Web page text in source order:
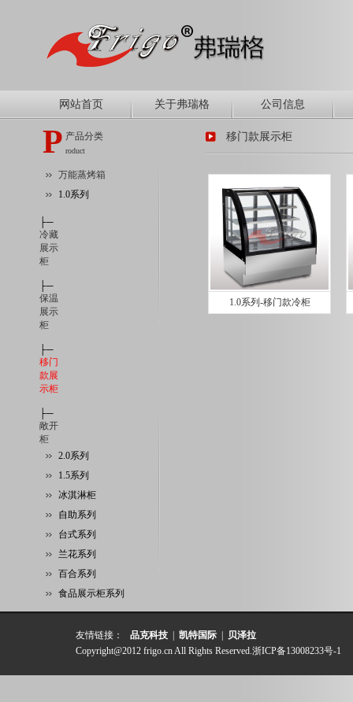
网站首页 关于弗瑞格 公司信息
P 产品分类
roduct
万能蒸烤箱
1.0系列
├─
冷藏
展示
柜
├─
保温
展示
柜
├─
移门
款展
示柜
├─
敞开
柜
2.0系列
1.5系列
冰淇淋柜
自助系列
台式系列
兰花系列
百合系列
食品展示柜系列
移门款展示柜
1.0系列-移门款冷柜
友情链接： 品克科技 凯特国际
贝泽拉
Copyright@2012 frigo.cn All Rights Reserved.浙ICP备13008233号-1